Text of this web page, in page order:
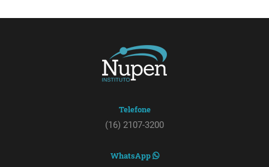
Telefone
(16) 2107-3200
WhatsApp